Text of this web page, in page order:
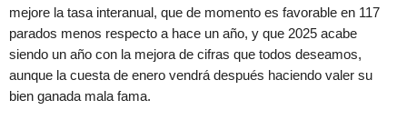
mejore la tasa interanual, que de momento es favorable en 117
parados menos respecto a hace un año, y que 2025 acabe
siendo un año con la mejora de cifras que todos deseamos,
aunque la cuesta de enero vendrá después haciendo valer su
bien ganada mala fama.